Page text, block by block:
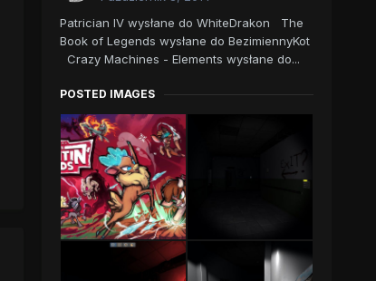
Patrician IV wysłane do WhiteDrakon The
Book of Legends wysłane do BezimiennyKot
Crazy Machines - Elements wysłane do...
POSTED IMAGES